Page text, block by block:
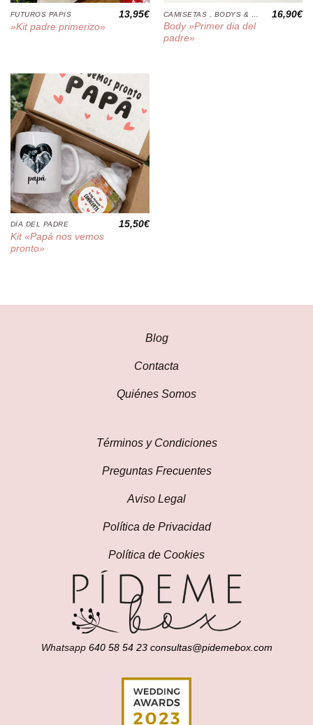
FUTUROS PAPIS
»Kit padre primerizo»
13,95€
Body »Primer dia del
padre»
16,90€
DÍA DEL PADRE
Kit «Papá nos vemos
pronto»
15,50€
Términos y Condiciones
Preguntas Frecuentes
Aviso Legal
Política de Privacidad
Política de Cookies
Blog
Contacta
Quiénes Somos
Whatsapp 640 58 54 23 consultas@pidemebox.com